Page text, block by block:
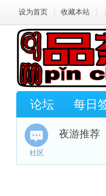
设为首页 收藏本站
论坛 每日
社区
夜游推荐